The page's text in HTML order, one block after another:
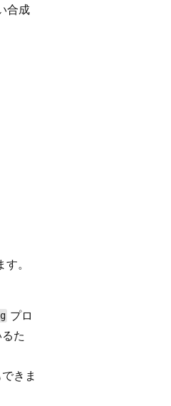
合成
。
プロ
た
きま